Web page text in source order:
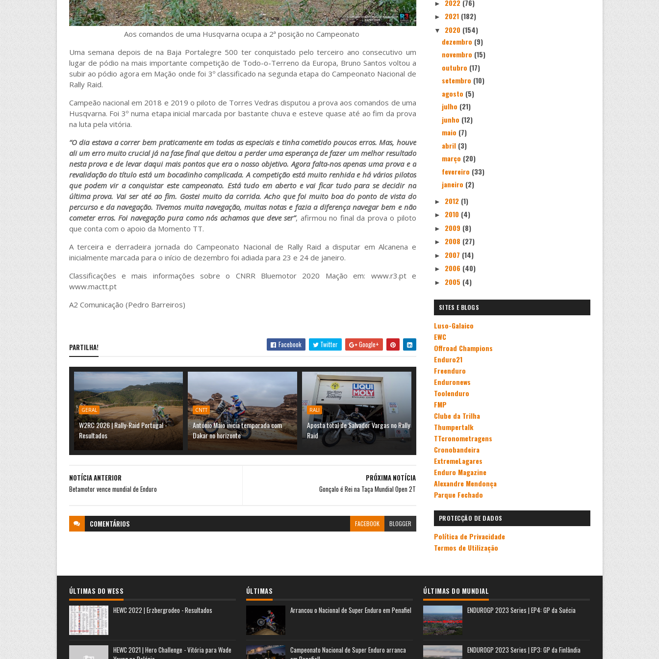
Aos comandos de uma Husqvarna ocupa a 2ª posição no Campeonato
Uma semana depois de na Baja Portalegre 500 ter conquistado pelo terceiro ano consecutivo um
lugar de pódio na mais importante competição de Todo-o-Terreno da Europa, Bruno Santos voltou a
subir ao pódio agora em Mação onde foi 3º classificado na segunda etapa do Campeonato Nacional de
Rally Raid.
Campeão nacional em 2018 e 2019 o piloto de Torres Vedras disputou a prova aos comandos de uma
Husqvarna. Foi 3º numa etapa inicial marcada por bastante chuva e esteve quase até ao fim da prova
na luta pela vitória.
“O dia estava a correr bem praticamente em todas as especiais e tinha cometido poucos erros. Mas, houve
ali um erro muito crucial já na fase final que deitou a perder uma esperança de fazer um melhor resultado
nesta prova e de levar daqui mais pontos que era o nosso objetivo. Agora falta-nos apenas uma prova e a
revalidação do título está um bocadinho complicada. A competição está muito renhida e há vários pilotos
que podem vir a conquistar este campeonato. Está tudo em aberto e vai ficar tudo para se decidir na
última prova. Vai ser até ao fim. Gostei muito da corrida. Acho que foi muito boa do ponto de vista do
percurso e da navegação. Tivemos muita navegação, muitas notas e fazia a diferença navegar bem e não
cometer erros. Foi navegação pura como nós achamos que deve ser”, afirmou no final da prova o piloto
que conta com o apoio da Momento TT.
A terceira e derradeira jornada do Campeonato Nacional de Rally Raid a disputar em Alcanena e
inicialmente marcada para o início de dezembro foi adiada para 23 e 24 de janeiro.
Classificações e mais informações sobre o CNRR Bluemotor 2020 Mação em: www.r3.pt e
www.mactt.pt
A2 Comunicação (Pedro Barreiros)
PARTILHA! Facebook Twitter Google+
GERAL
W2RC 2026 | Rally-Raid Portugal -
Resultados
CNTT
António Maio inicia temporada com
Dakar no horizonte
RALI
Aposta total de Salvador Vargas no Rally
Raid
PRÓXIMA NOTÍCIA
Gonçalo é Rei na Taça Mundial Open 2T
NOTÍCIA ANTERIOR
Betamotor vence mundial de Enduro
COMENTÁRIOS FACEBOOK BLOGGER
► 2022 (76)
► 2021 (182)
▼ 2020 (154)
dezembro (9)
novembro (15)
outubro (17)
setembro (10)
agosto (5)
julho (21)
junho (12)
maio (7)
abril (3)
março (20)
fevereiro (33)
janeiro (2)
► 2012 (1)
► 2010 (4)
► 2009 (8)
► 2008 (27)
► 2007 (14)
► 2006 (40)
► 2005 (4)
SITES E BLOGS
Luso-Galaico
EWC
Offroad Champions
Enduro21
Freenduro
Enduronews
Toolenduro
FMP
Clube da Trilha
Thumpertalk
TTcronometragens
Cronobandeira
ExtremeLagares
Enduro Magazine
Alexandre Mendonça
Parque Fechado
PROTECÇÃO DE DADOS
Política de Privacidade
Termos de Utilização
ÚLTIMAS DO WESS
HEWC 2022 | Erzbergrodeo - Resultados
HEWC 2021 | Hero Challenge - Vitória para Wade
ÚLTIMAS
Arrancou o Nacional de Super Enduro em Penafiel
Campeonato Nacional de Super Enduro arranca
ÚLTIMAS DO MUNDIAL
ENDUROGP 2023 Series | EP4: GP da Suécia
ENDUROGP 2023 Series | EP3: GP da Finlândia